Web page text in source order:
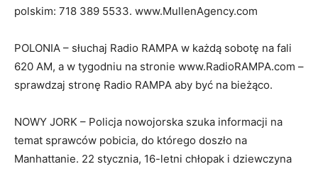
polskim: 718 389 5533. www.MullenAgency.com
POLONIA – słuchaj Radio RAMPA w każdą sobotę na fali
620 AM, a w tygodniu na stronie www.RadioRAMPA.com –
sprawdzaj stronę Radio RAMPA aby być na bieżąco.
NOWY JORK – Policja nowojorska szuka informacji na
temat sprawców pobicia, do którego doszło na
Manhattanie. 22 stycznia, 16-letni chłopak i dziewczyna